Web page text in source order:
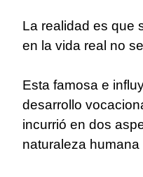
La realidad es que
en la vida real no
Esta famosa e
desarrollo
incurrió en dos
naturaleza humana